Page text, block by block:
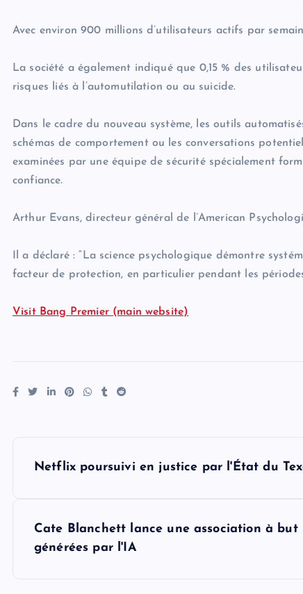
Avec environ 900 millions d’utilisateurs actifs par
La société a également indiqué que 0,15 % des
risques liés à l’automutilation ou au suicide.
Dans le cadre du nouveau système, les outils
schémas de comportement ou les conversations
examinées par une équipe de sécurité spécialement
confiance.
Arthur Evans, directeur général de l’American
Il a déclaré : “La science psychologique démontre
facteur de protection, en particulier pendant les
Visit Bang Premier (main website)
Netflix poursuivi en justice par l'État du
Cate Blanchett lance une association à
générées par l'IA